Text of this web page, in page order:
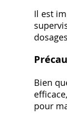
Il est
Bien
pour